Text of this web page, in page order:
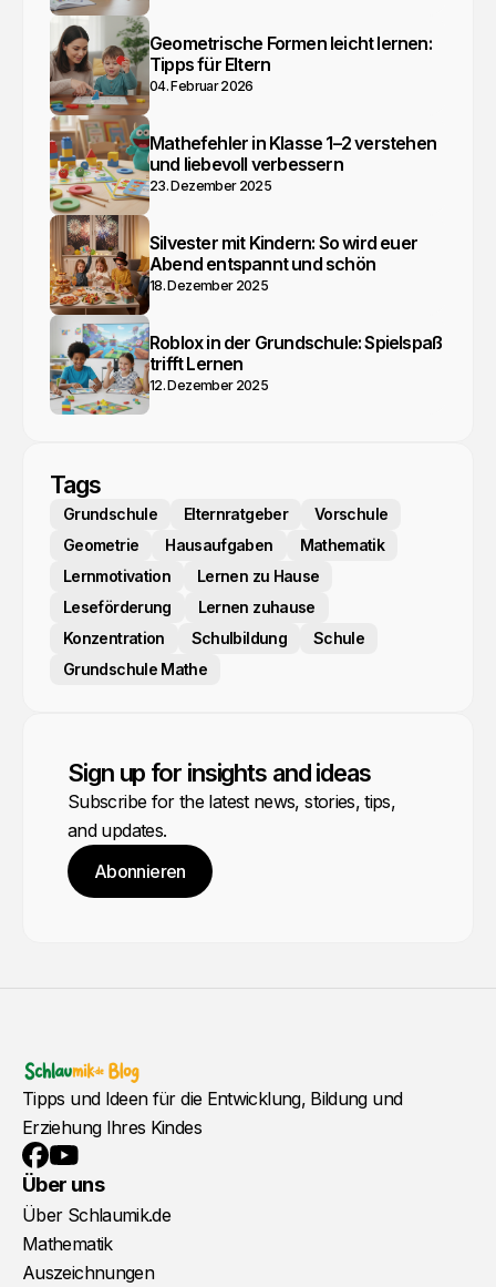
Geometrische Formen leicht lernen:
Tipps für Eltern
04. Februar 2026
Mathefehler in Klasse 1–2 verstehen
und liebevoll verbessern
23. Dezember 2025
Silvester mit Kindern: So wird euer
Abend entspannt und schön
18. Dezember 2025
Roblox in der Grundschule: Spielspaß
trifft Lernen
12. Dezember 2025
Tags
Grundschule Elternratgeber
Vorschule
Geometrie
Hausaufgaben
Mathematik
Lernmotivation
Lernen zu Hause
Leseförderung
Lernen zuhause
Konzentration
Schulbildung
Schule
Grundschule Mathe
Sign up for insights and ideas
Subscribe for the latest news, stories, tips,
and updates.
Abonnieren
Tipps und Ideen für die Entwicklung, Bildung und
Erziehung Ihres Kindes
Facebook
YouTube
Über uns
Über Schlaumik.de
Mathematik
Auszeichnungen